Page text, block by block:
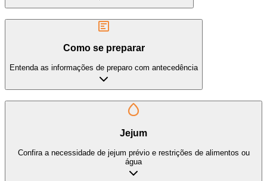
Como se preparar
Entenda as informações de preparo com antecedência
Jejum
Confira a necessidade de jejum prévio e restrições de alimentos ou
água